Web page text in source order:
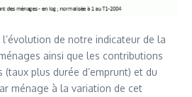
de notre indicateur de la
ainsi que les contributions
plus durée d’emprunt) et du
ménage à la variation de cet